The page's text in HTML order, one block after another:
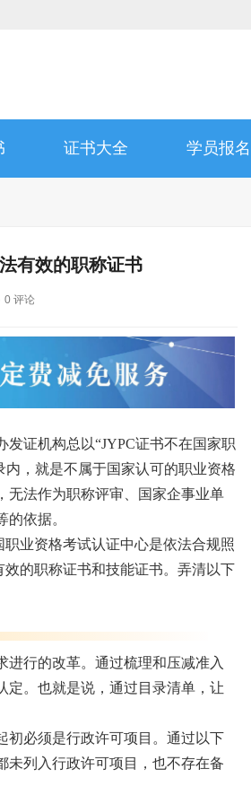
证书大全 学员报名
有效的职称证书
0 评论
证机构总以“JYPC证书不在国家职
，就是不属于国家认可的职业资格
无法作为职称评审、国家企事业单
依据。
业资格考试认证中心是依法合规照
的职称证书和技能证书。弄清以下
进行的改革。通过梳理和压减准入
定。也就是说，通过目录清单，让
初必须是行政许可项目。通过以下
未列入行政许可项目，也不存在备